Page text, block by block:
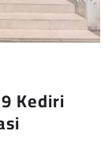
Kediri